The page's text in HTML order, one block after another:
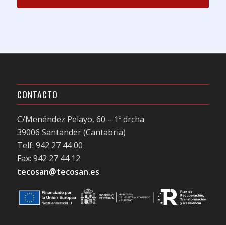
CONTACTO
C/Menéndez Pelayo, 60 – 1º drcha
39006 Santander (Cantabria)
Telf: 942 27 44 00
Fax: 942 27 44 12
tecosan@tecosan.es